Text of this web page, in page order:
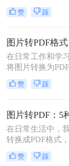
享、打印或存档
换成PDF呢？本
赞 踩
在日常工作和学
将图片转换为
保存、分享和打
转换为pdf格式呢
赞 踩
在日常生活中，
转换成PDF格式
或存档。那么图
本文将介绍几种
赞 踩